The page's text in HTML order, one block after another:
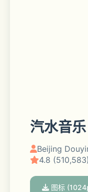
汽水音
Beijing
4.8 (510,583)
图标